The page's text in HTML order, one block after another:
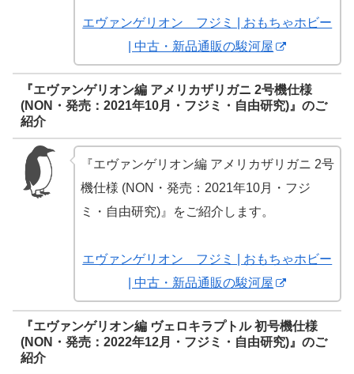
エヴァンゲリオン フジミ | おもちゃホビー
| 中古・新品通販の駿河屋
『エヴァンゲリオン編 アメリカザリガニ 2号機仕様
(NON・発売：2021年10月・フジミ・自由研究)』のご
紹介
『エヴァンゲリオン編 アメリカザリガニ 2号
機仕様 (NON・発売：2021年10月・フジ
ミ・自由研究)』をご紹介します。
エヴァンゲリオン フジミ | おもちゃホビー
| 中古・新品通販の駿河屋
『エヴァンゲリオン編 ヴェロキラプトル 初号機仕様
(NON・発売：2022年12月・フジミ・自由研究)』のご
紹介